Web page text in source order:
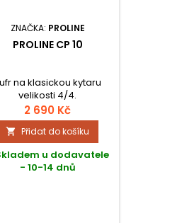
ZNAČKA: PROLINE
PROLINE CP 10
na klasickou kytaru
velikosti 4/4.
2 690 Kč
 Přidat do košíku
u dodavatele
- 10-14 dnů